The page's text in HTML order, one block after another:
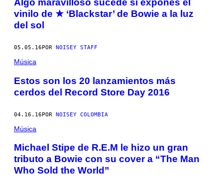
Algo maravilloso sucede si expones el
vinilo de ★ ‘Blackstar’ de Bowie a la luz
del sol
05.05.16 POR NOISEY STAFF
Música
Estos son los 20 lanzamientos más
cerdos del Record Store Day 2016
04.16.16POR NOISEY COLOMBIA
Música
Michael Stipe de R.E.M le hizo un gran
tributo a Bowie con su cover a “The Man
Who Sold the World”